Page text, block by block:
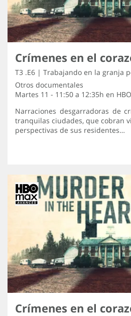
Crímenes en el
T3 .E6 | Trabajando en la granja
Otros documentales
Martes 11 - 11:50 a 12:35h en
Narraciones desgarradoras de
tranquilas ciudades, que cobran
perspectivas de sus residentes…
Crímenes en el